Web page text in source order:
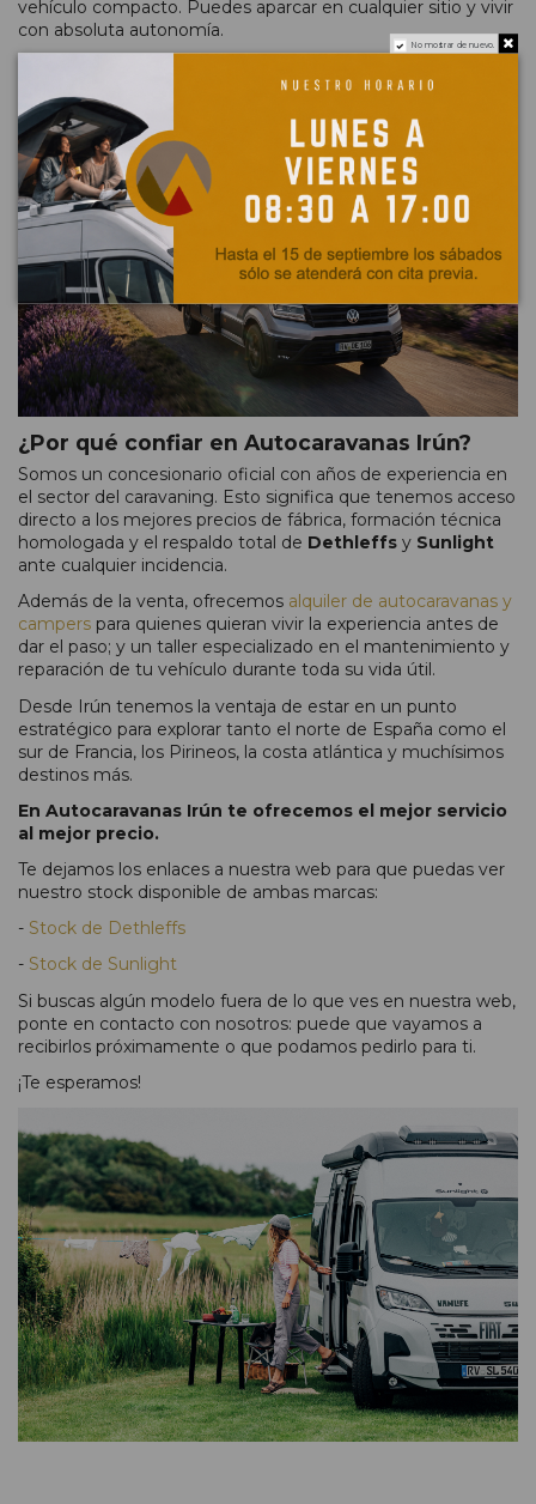
vehículo compacto. Puedes aparcar en cualquier sitio y vivir
con absoluta autonomía.
ayudaremos a encontrar el modelo que mejor encaje con
tu estilo de vida, presupuesto y tipo de familia.
¿Por qué confiar en Autocaravanas Irún?
Somos un concesionario oficial con años de experiencia en
el sector del caravaning. Esto significa que tenemos acceso
directo a los mejores precios de fábrica, formación técnica
homologada y el respaldo total de Dethleffs y Sunlight
ante cualquier incidencia.
Además de la venta, ofrecemos alquiler de autocaravanas y
campers para quienes quieran vivir la experiencia antes de
dar el paso; y un taller especializado en el mantenimiento y
reparación de tu vehículo durante toda su vida útil.
Desde Irún tenemos la ventaja de estar en un punto
estratégico para explorar tanto el norte de España como el
sur de Francia, los Pirineos, la costa atlántica y muchísimos
destinos más.
En Autocaravanas Irún te ofrecemos el mejor servicio
al mejor precio.
Te dejamos los enlaces a nuestra web para que puedas ver
nuestro stock disponible de ambas marcas:
- Stock de Dethleffs
- Stock de Sunlight
Si buscas algún modelo fuera de lo que ves en nuestra web,
ponte en contacto con nosotros: puede que vayamos a
recibirlos próximamente o que podamos pedirlo para ti.
¡Te esperamos!
No mostrar de nuevo.